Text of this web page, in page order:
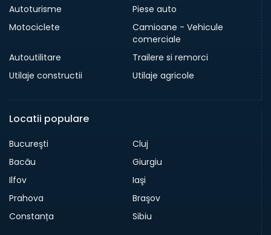
Autoturisme
Piese auto
Motociclete
Camioane - Vehicule
comerciale
Autoutilitare
Trailere si remorci
Utilaje constructii
Utilaje agricole
Locatii populare
Bucureşti
Cluj
Bacău
Giurgiu
Ilfov
Iaşi
Prahova
Braşov
Constanța
Sibiu